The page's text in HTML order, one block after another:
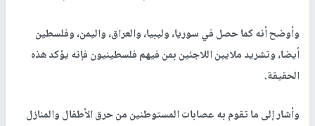
وأوضح أنه كما حصل في سوريا، وليبيا، والعراق، واليمن، وفلسطين
أيضا، وتشريد ملايين اللاجئين بمن فيهم فلسطينيون فإنه يؤكد هذه
الحقيقة.
وأشار إلى ما تقوم به عصابات المستوطنين من حرق الأطفال والمنازل